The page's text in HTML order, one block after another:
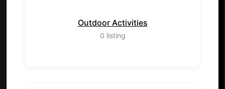
Outdoor Activities
0 listing